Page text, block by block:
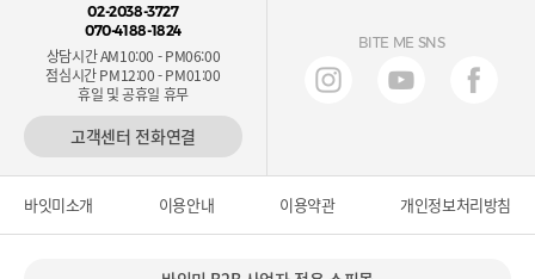
02-2038-3727
070-4188-1824
상담시간 AM10:00 - PM06:00
점심시간 PM12:00 - PM01:00
휴일 및 공휴일 휴무
고객센터 전화연결
BITE ME SNS
바잇미소개 이용안내 이용약관 개인정보처리방침